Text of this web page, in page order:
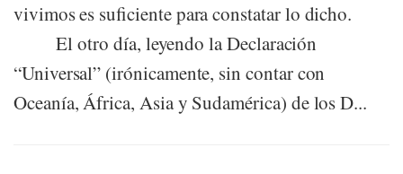
vivimos es suficiente para constatar lo dicho.
El otro día, leyendo la Declaración
“Universal” (irónicamente, sin contar con
Oceanía, África, Asia y Sudamérica) de los D...